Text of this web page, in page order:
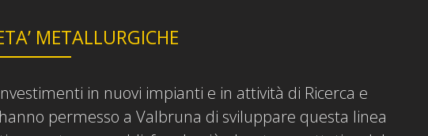
METALLURGICHE
in nuovi impianti e in attività di Ricerca e
permesso a Valbruna di sviluppare questa linea